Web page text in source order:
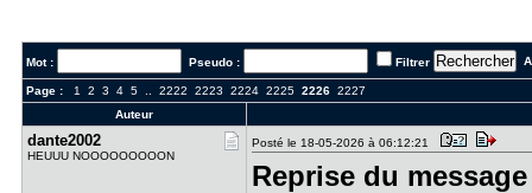
Mot : Pseudo : Filtrer
Page : 1 2 3 4 5.. 2222 2223 2224 2225 2226 2227
Auteur
dante2002
HEUUU NOOOOOOOOON
Posté le 18-05-2026 à 06:12:21
Reprise du